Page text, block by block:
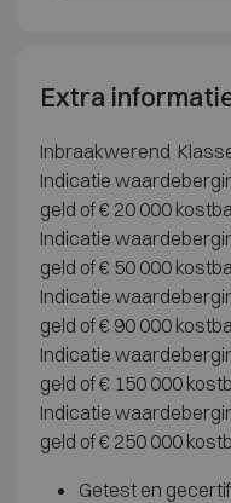
Extra
Inbraakwerend
Indicatie
geld of € 20 000
Indicatie
geld of € 50 000
Indicatie
geld of € 90 000
Indicatie
geld of € 150 000
Indicatie
geld of € 250 000
Getest en